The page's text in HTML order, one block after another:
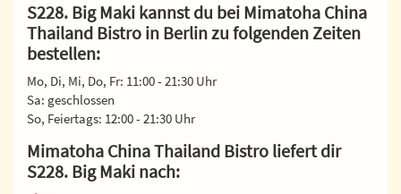
S228. Big Maki kannst du bei Mimatoha China
Thailand Bistro in Berlin zu folgenden Zeiten
bestellen:
Mo, Di, Mi, Do, Fr: 11:00 - 21:30 Uhr
Sa: geschlossen
So, Feiertags: 12:00 - 21:30 Uhr
Mimatoha China Thailand Bistro liefert dir
S228. Big Maki nach: